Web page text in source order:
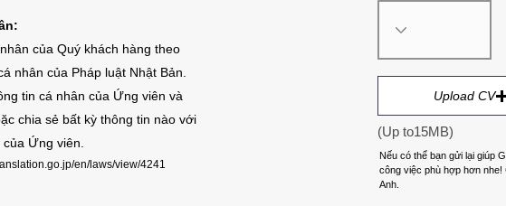
của Quý khách hàng theo
nhân của Pháp luật Nhật Bản.
tin cá nhân của Ứng viên và
chia sẻ bất kỳ thông tin nào với
Ứng viên.
en/laws/view/4241
Upload CV
(Up to15MB)
Nếu có thể bạn gửi lại giúp
công việc phù hợp hơn nhe!
Anh.